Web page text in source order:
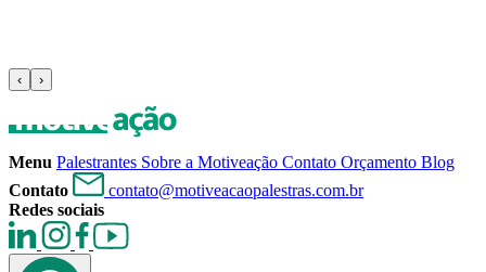
‹ ›
Menu Palestrantes Sobre a Motiveação Contato Orçamento Blog
Contato
contato@motiveacaopalestras.com.br
Redes sociais